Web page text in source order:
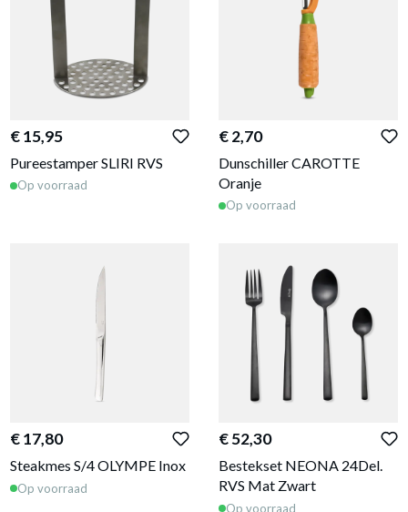
€ 15,95
Pureestamper SLIRI RVS
Op voorraad
€ 2,70
Dunschiller CAROTTE
Oranje
Op voorraad
€ 17,80
Steakmes S/4 OLYMPE Inox
Op voorraad
€ 52,30
Bestekset NEONA 24Del.
RVS Mat Zwart
Op voorraad